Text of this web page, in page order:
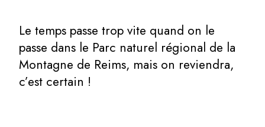
Le temps passe trop vite quand on le
passe dans le Parc naturel régional de la
Montagne de Reims, mais on reviendra,
c’est certain !